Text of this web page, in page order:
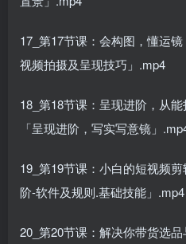
17_第17节课：会构图，懂运
视频拍摄及呈现技巧」.mp4
18_第18节课：呈现进阶，从
「呈现进阶，写实写意镜」
19_第19节课：小白的短视频
阶-软件及规则.基础技能」.mp4
20_第20节课：解决你带货选